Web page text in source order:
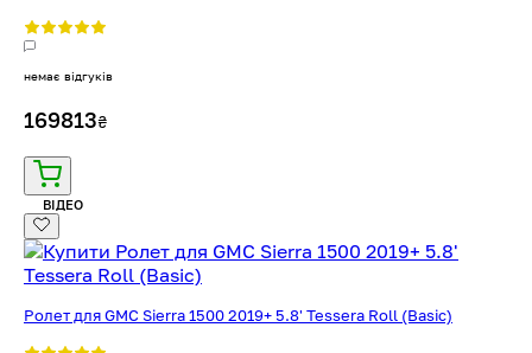
немає відгуків
169813₴
ВІДЕО
Ролет для GMC Sierra 1500 2019+ 5.8' Tessera Roll (Basic)